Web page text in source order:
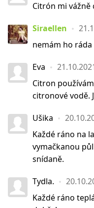
Citrón mi vážně
Siraellen
nemám ho ráda
Eva
Citron
citronové vodě.
Ušika
Každé ráno na
vymačkanou
snídaně.
Tydla.
Každé ráno